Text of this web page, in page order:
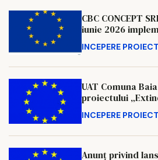
CBC CONCEPT
iunie 2026
performanta si
INCEPERE
UAT Comuna
proiectului
Școala
SMIS 349091
INCEPERE
Anunț privind